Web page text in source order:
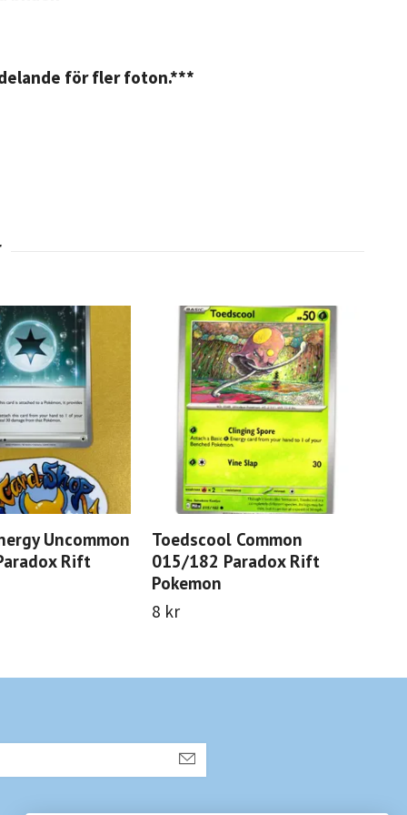
för fler foton.***
Uncommon
Rift
Toedscool Common
015/182 Paradox Rift
Pokemon
8 kr